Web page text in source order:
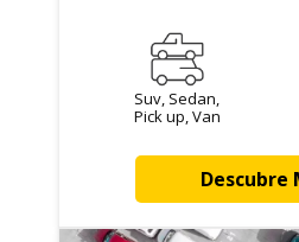
Suv, Sedan,
Pick up, Van
Descubre